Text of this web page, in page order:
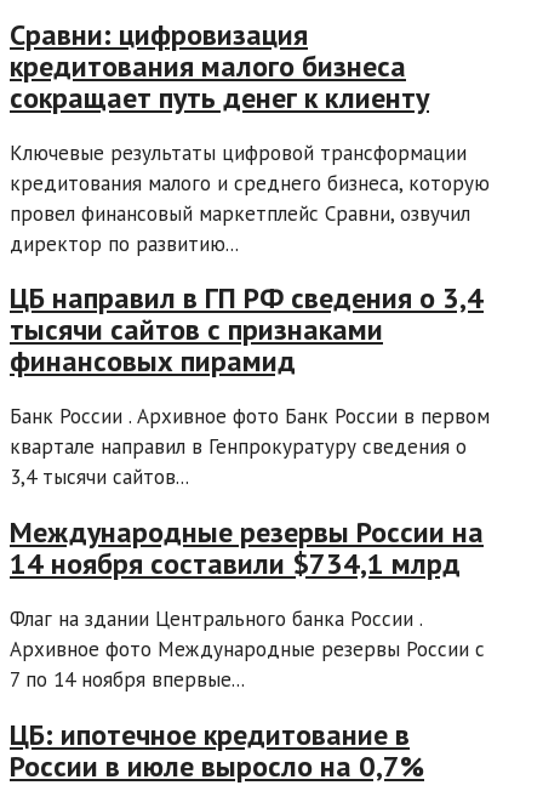
Сравни: цифровизация
кредитования малого бизнеса
сокращает путь денег к клиенту
Ключевые результаты цифровой трансформации
кредитования малого и среднего бизнеса, которую
провел финансовый маркетплейс Сравни, озвучил
директор по развитию...
ЦБ направил в ГП РФ сведения о 3,4
тысячи сайтов с признаками
финансовых пирамид
Банк России . Архивное фото Банк России в первом
квартале направил в Генпрокуратуру сведения о
3,4 тысячи сайтов...
Международные резервы России на
14 ноября составили $734,1 млрд
Флаг на здании Центрального банка России .
Архивное фото Международные резервы России с
7 по 14 ноября впервые...
ЦБ: ипотечное кредитование в
России в июле выросло на 0,7%